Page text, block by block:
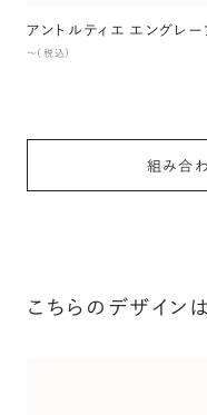
アントルティエ エングレー
〜（税込）
組み合
こちらのデザイン